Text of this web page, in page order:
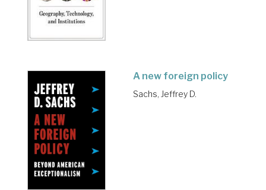
A new foreign policy
Sachs, Jeffrey D.